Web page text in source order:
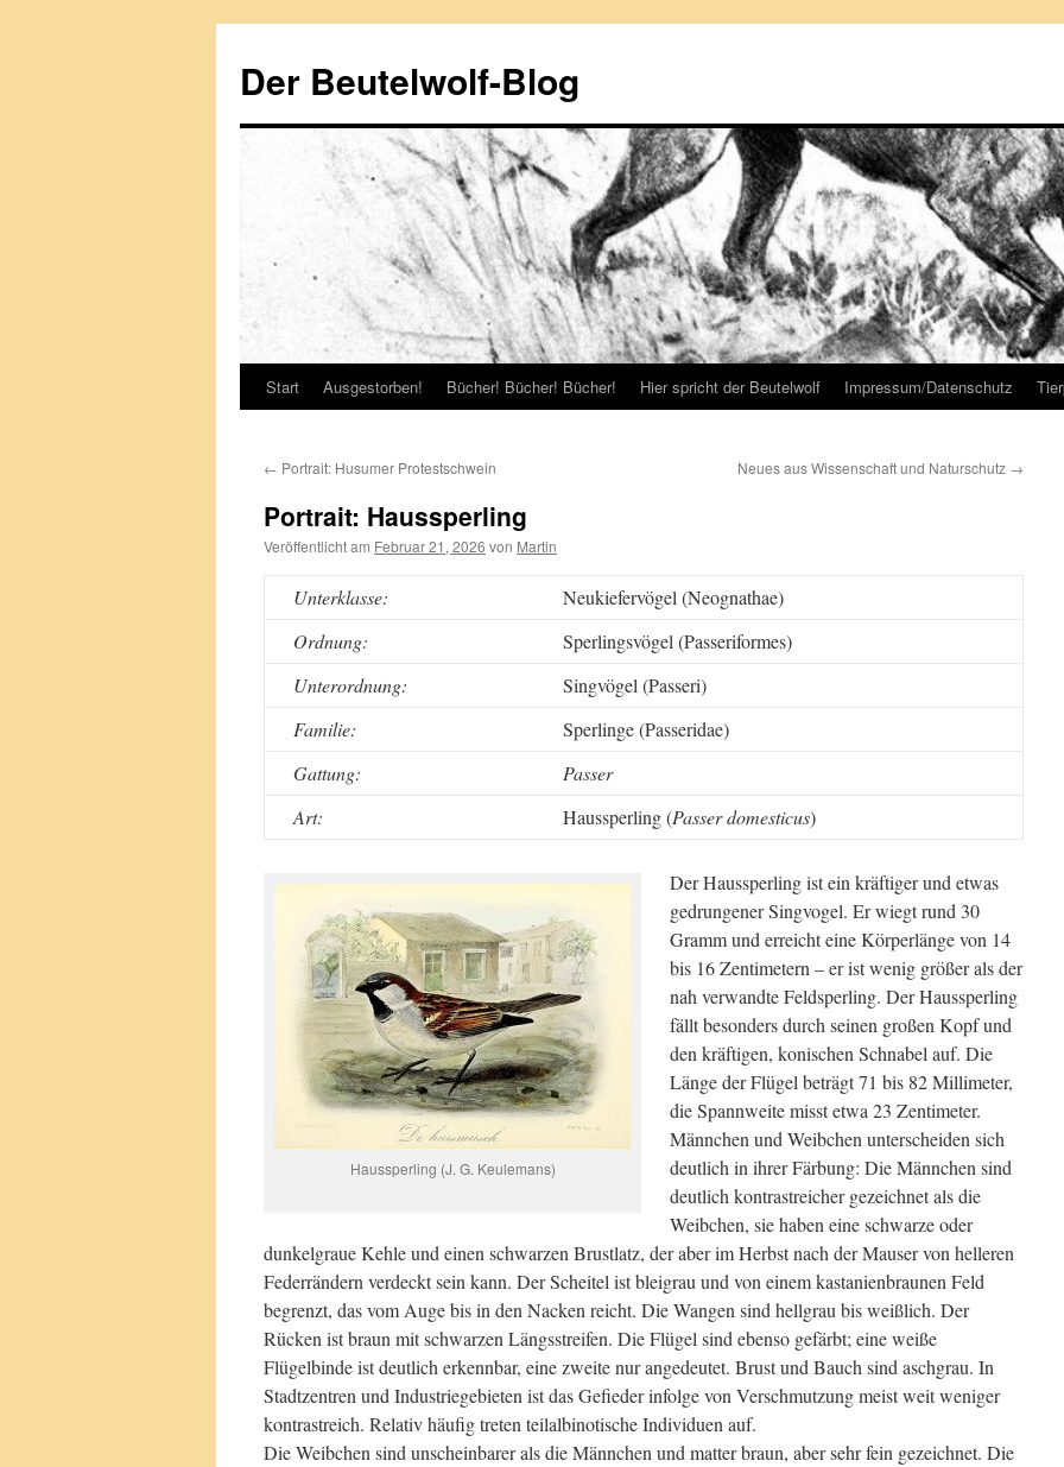
springen
Der Beutelwolf-Blog
Start Ausgestorben! Bücher! Bücher! Bücher! Hier spricht der Beutelwolf Impressum/Datenschutz
← Portrait: Husumer Protestschwein Neues aus Wissenschaft und Naturschutz →
Portrait: Haussperling
Veröffentlicht am Februar 21, 2026 von Martin
Unterklasse:
Neukiefervögel (Neognathae)
Ordnung:
Sperlingsvögel (Passeriformes)
Unterordnung:
Singvögel (Passeri)
Familie:
Sperlinge (Passeridae)
Gattung:
Passer
Art:
Haussperling (Passer domesticus)
Haussperling (J. G. Keulemans)
Der Haussperling ist ein kräftiger und etwas
gedrungener Singvogel. Er wiegt rund 30
Gramm und erreicht eine Körperlänge von 14
bis 16 Zentimetern – er ist wenig größer als der
nah verwandte Feldsperling. Der Haussperling
fällt besonders durch seinen großen Kopf und
den kräftigen, konischen Schnabel auf. Die
Länge der Flügel beträgt 71 bis 82 Millimeter,
die Spannweite misst etwa 23 Zentimeter.
Männchen und Weibchen unterscheiden sich
deutlich in ihrer Färbung: Die Männchen sind
deutlich kontrastreicher gezeichnet als die
Weibchen, sie haben eine schwarze oder
dunkelgraue Kehle und einen schwarzen Brustlatz, der aber im Herbst nach der Mauser von helleren
Federrändern verdeckt sein kann. Der Scheitel ist bleigrau und von einem kastanienbraunen Feld
begrenzt, das vom Auge bis in den Nacken reicht. Die Wangen sind hellgrau bis weißlich. Der
Rücken ist braun mit schwarzen Längsstreifen. Die Flügel sind ebenso gefärbt; eine weiße
Flügelbinde ist deutlich erkennbar, eine zweite nur angedeutet. Brust und Bauch sind aschgrau. In
Stadtzentren und Industriegebieten ist das Gefieder infolge von Verschmutzung meist weit weniger
kontrastreich. Relativ häufig treten teilalbinotische Individuen auf.
Die Weibchen sind unscheinbarer als die Männchen und matter braun, aber sehr fein gezeichnet. Die